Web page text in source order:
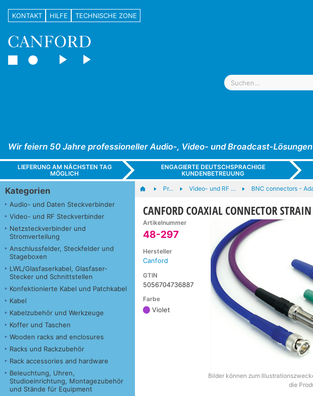
KONTAKT HILFE TECHNISCHE ZONE
Wir feiern 50 Jahre professioneller Audio-, Video- und Broadcast-
LIEFERUNG AM NÄCHSTEN TAG
MÖGLICH
ENGAGIERTE DEUTSCHSPRACHIGE
KUNDENBETREUUNG
Kategorien
Audio- und Daten Steckverbinder
Video- und RF Steckverbinder
Netzsteckverbinder und
Stromverteilung
Anschlussfelder, Steckfelder und
Stageboxen
LWL/Glasfaserkabel, Glasfaser-
Stecker und Schnittstellen
Konfektionierte Kabel und Patchkabel
Kabel
Kabelzubehör und Werkzeuge
Koffer und Taschen
Wooden racks and enclosures
Racks und Rackzubehör
Rack accessories and hardware
Beleuchtung, Uhren,
Studioeinrichtung, Montagezubehör
und Stände für Equipment
Pr… Video- und RF … BNC connectors -
CANFORD COAXIAL CONNECTOR
Artikelnummer
48-297
Hersteller
Canford
GTIN
5056704736887
Farbe
Violet
Bilder können zum
die